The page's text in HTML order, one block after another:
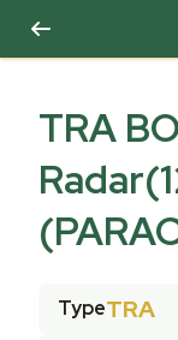
TRA
TypeTRA